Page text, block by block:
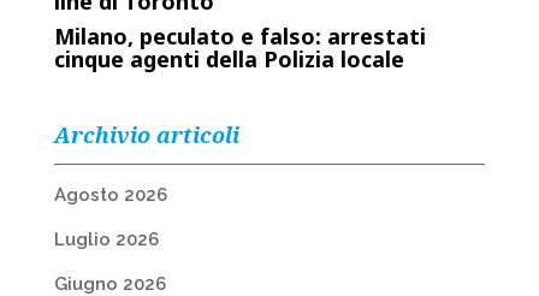
Milano, peculato e falso: arrestati
cinque agenti della Polizia locale
Archivio articoli
Agosto 2026
Luglio 2026
Giugno 2026